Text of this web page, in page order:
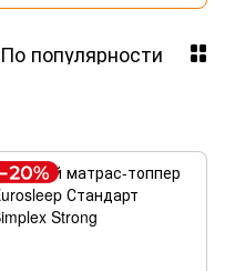
По популярности